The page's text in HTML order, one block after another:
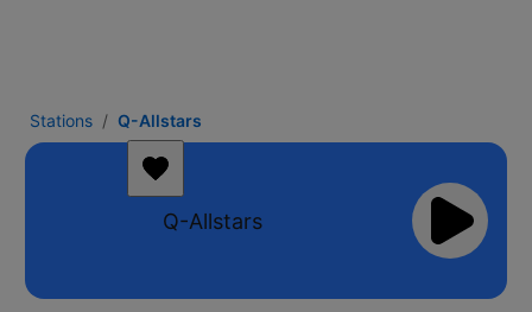
Stations Q-Allstars
Q-Allstars